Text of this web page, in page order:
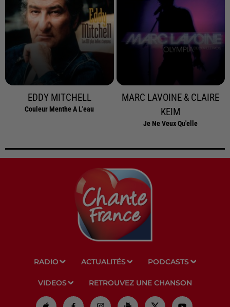
EDDY MITCHELL
Couleur Menthe A L'eau
MARC LAVOINE & CLAIRE
KEIM
Je Ne Veux Qu'elle
RADIO ACTUALITÉS PODCASTS
VIDEOS RETROUVEZ UNE CHANSON